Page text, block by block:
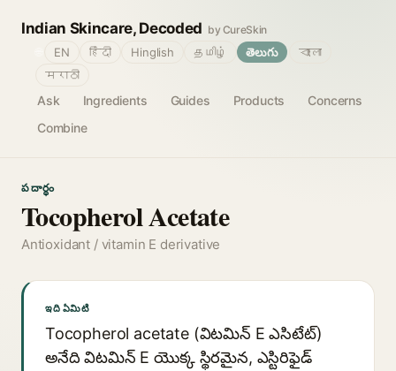
Indian Skincare, Decoded by CureSkin
Ask Ingredients Guides Products
Concerns
Combine
EN हिंदी Hinglish தமிழ் తెలుగు
বাংলা
मराठी
పదార్థం
Tocopherol Acetate
Antioxidant / vitamin E derivative
ఇది ఏమిటి
Tocopherol acetate (విటమిన్ E ఎసిటేట్)
అనేది విటమిన్ E యొక్క స్థిరమైన, ఎస్టిరిఫైడ్